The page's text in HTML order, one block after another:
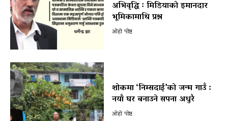
अभिवृद्धि ः मिडियाको इमानदार
भूमिकामाथि प्रश्न
ओहो पोष्ट
शोकमा ‘निम्सदाई’को जन्म गाउँ :
नयाँ घर बनाउने सपना अधुरै
ओहो पोष्ट